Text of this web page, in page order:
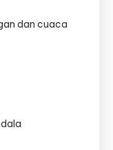
dan cuaca